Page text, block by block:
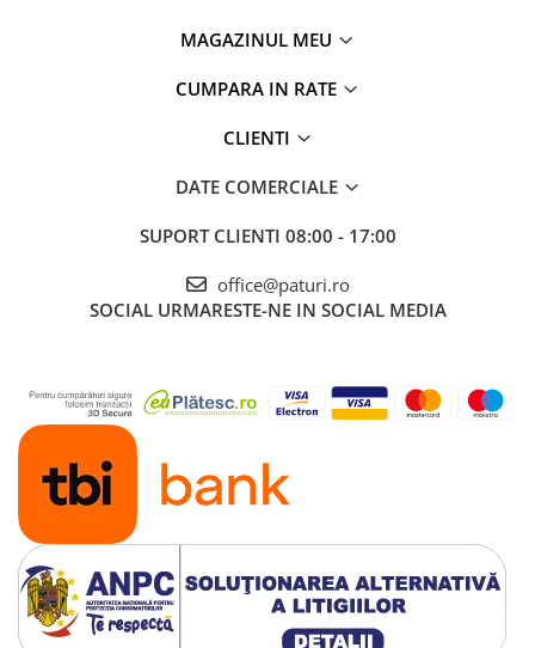
MAGAZINUL MEU
CUMPARA IN RATE
CLIENTI
DATE COMERCIALE
SUPORT CLIENTI 08:00 - 17:00
office@paturi.ro
SOCIAL URMARESTE-NE IN SOCIAL MEDIA